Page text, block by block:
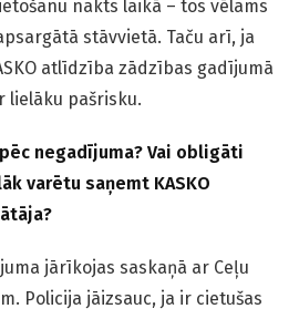
nakts laikā – tos vēlams
stāvvietā. Taču arī, ja
atlīdzība zādzības gadījumā
lielāku pašrisku.
negadījuma? Vai obligāti
varētu saņemt KASKO
jārīkojas saskaņā ar Ceļu
Policija jāizsauc, ja ir cietušas